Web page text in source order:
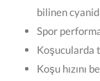
bilinen
Spor
Koşucularda
Koşu hızını